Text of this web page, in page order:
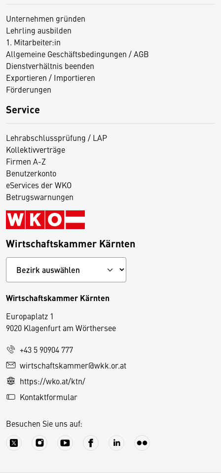
Unternehmen gründen
Lehrling ausbilden
1. Mitarbeiter:in
Allgemeine Geschäftsbedingungen / AGB
Dienstverhältnis beenden
Exportieren / Importieren
Förderungen
Service
Lehrabschlussprüfung / LAP
Kollektivverträge
Firmen A-Z
Benutzerkonto
eServices der WKO
Betrugswarnungen
Wirtschaftskammer Kärnten
Wirtschaftskammer Kärnten
Europaplatz 1
9020 Klagenfurt am Wörthersee
+43 5 90904 777
wirtschaftskammer@wkk.or.at
https://wko.at/ktn/
Kontaktformular
Besuchen Sie uns auf:
D
e
s
S
e